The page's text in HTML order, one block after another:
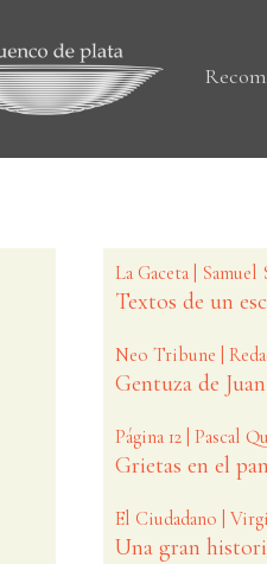
La Gaceta |
Textos de un
Neo Tribune |
Gentuza de
Página 12 | Pascal
Grietas en el pan
El Ciudadano |
Una gran